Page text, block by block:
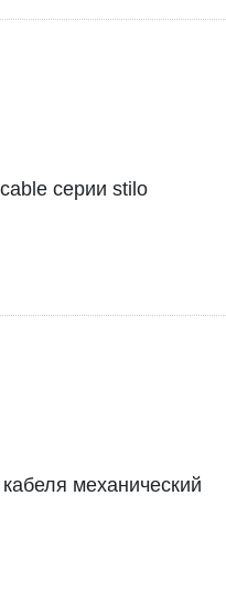
серии stilo
механический